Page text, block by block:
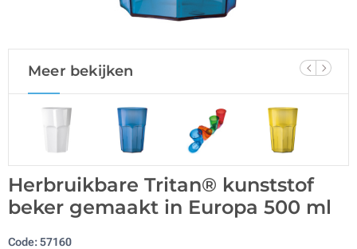
Meer bekijken
Herbruikbare Tritan® kunststof
beker gemaakt in Europa 500 ml
Code:57160